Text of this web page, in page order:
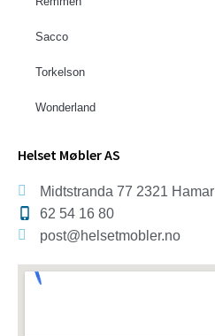
Sacco
Torkelson
Wonderland
Helset Møbler AS
Midtstranda 77 2321 Hamar
62 54 16 80
post@helsetmobler.no